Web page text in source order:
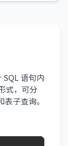
语句内
式，可分
子查询。